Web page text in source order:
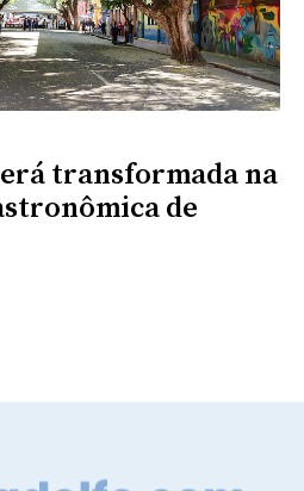
transformada na
de